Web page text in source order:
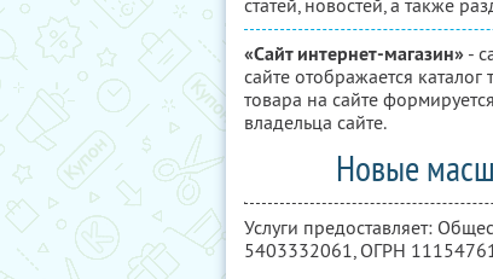
статей, новостей, а также
«Сайт интернет-магазин» -
сайте отображается
товара на сайте
владельца сайте.
Новые
Услуги предоставляет:
5403332061, ОГРН